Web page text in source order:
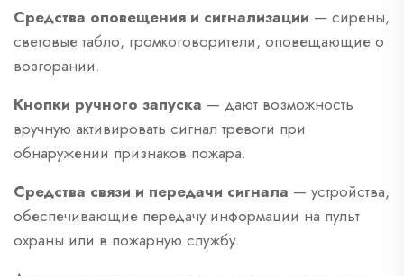
Средства оповещения и сигнализации — сирены,
световые табло, громкоговорители, оповещающие о
возгорании.
Кнопки ручного запуска — дают возможность
вручную активировать сигнал тревоги при
обнаружении признаков пожара.
Средства связи и передачи сигнала — устройства,
обеспечивающие передачу информации на пульт
охраны или в пожарную службу.